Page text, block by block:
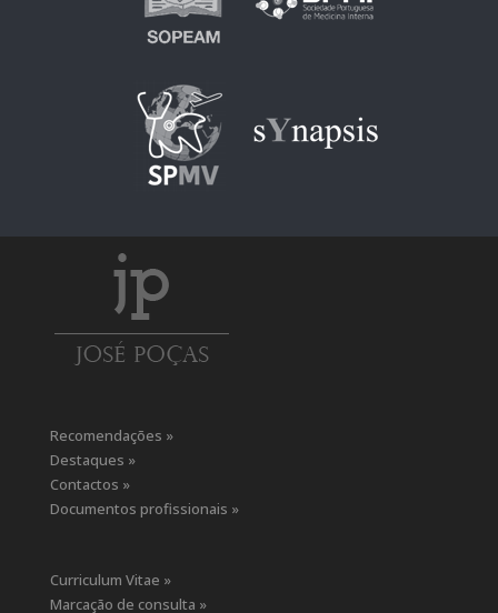
Recomendações »
Destaques »
Contactos »
Documentos profissionais »
Curriculum Vitae »
Marcação de consulta »